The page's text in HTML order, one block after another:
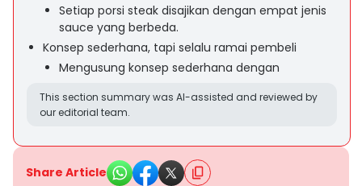
Setiap porsi steak disajikan dengan empat jenis
sauce yang berbeda.
Konsep sederhana, tapi selalu ramai pembeli
Mengusung konsep sederhana dengan
This section summary was AI-assisted and reviewed by
our editorial team.
Share Article